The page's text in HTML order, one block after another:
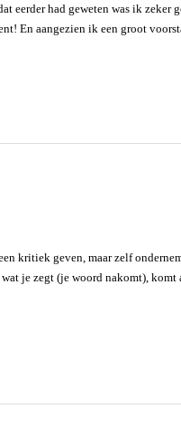
eerder had geweten was ik zeker
En aangezien ik een groot
kritiek geven, maar zelf
je zegt (je woord nakomt), komt